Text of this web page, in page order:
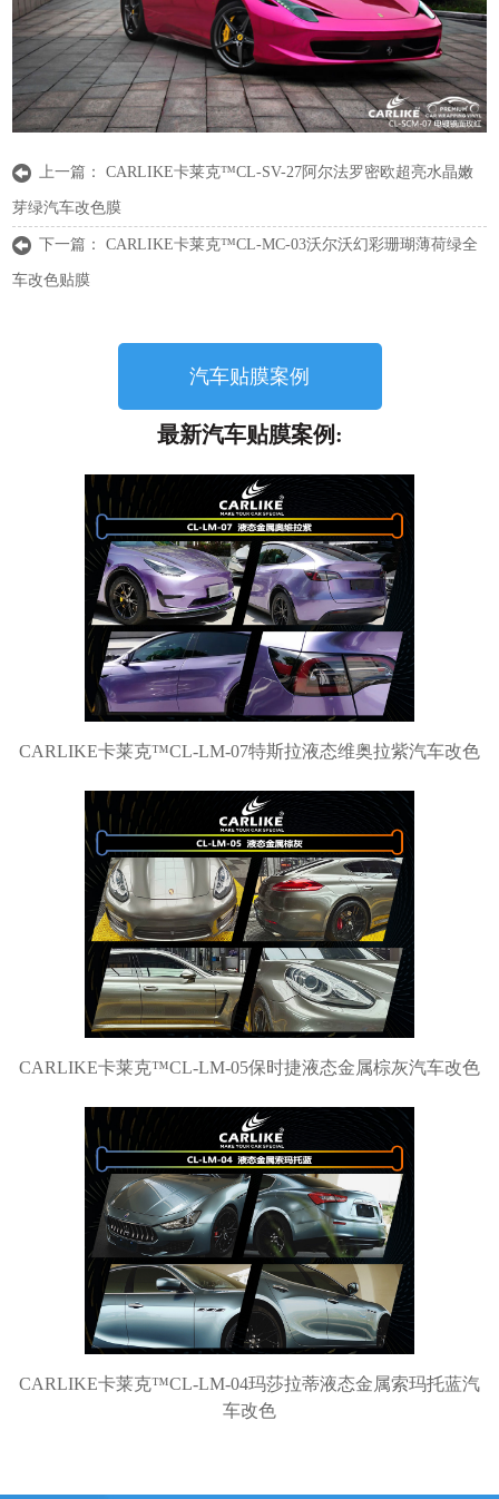
上一篇：CARLIKE卡莱克™CL-SV-27阿尔法罗密欧超亮水晶嫩
芽绿汽车改色膜
下一篇：CARLIKE卡莱克™CL-MC-03沃尔沃幻彩珊瑚薄荷绿全
车改色贴膜
汽车贴膜案例
最新汽车贴膜案例:
CARLIKE卡莱克™CL-LM-07特斯拉液态维奥拉紫汽车改色
CARLIKE卡莱克™CL-LM-05保时捷液态金属棕灰汽车改色
CARLIKE卡莱克™CL-LM-04玛莎拉蒂液态金属索玛托蓝汽
车改色